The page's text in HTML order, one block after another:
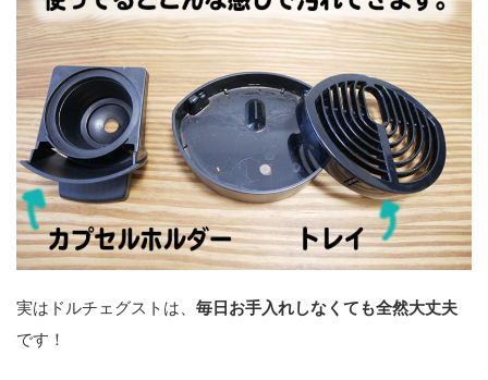
実はドルチェグストは、 毎日お手入れしなくても全然大丈夫
です！